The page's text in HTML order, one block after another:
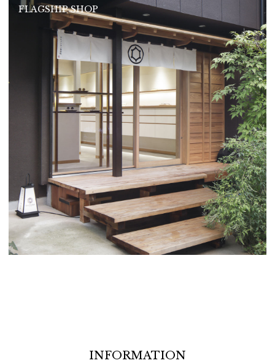
FLAGSHIP SHOP
INFORMATION